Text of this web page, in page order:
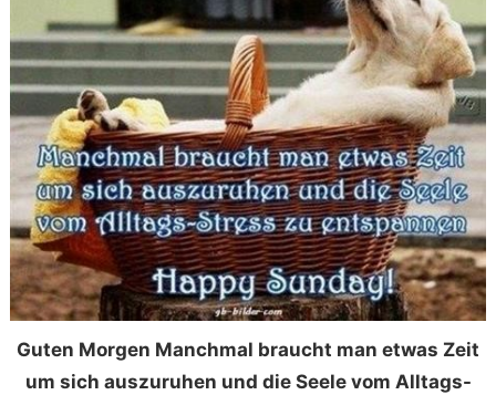
Guten Morgen Manchmal braucht man etwas Zeit
um sich auszuruhen und die Seele vom Alltags-